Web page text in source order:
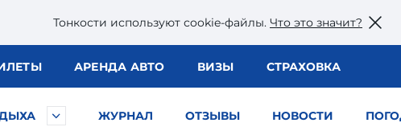
Тонкости используют сookie-файлы. Что это значит?
АРЕНДА АВТО ВИЗЫ СТРАХОВКА
ЖУРНАЛ ОТЗЫВЫ НОВОСТИ